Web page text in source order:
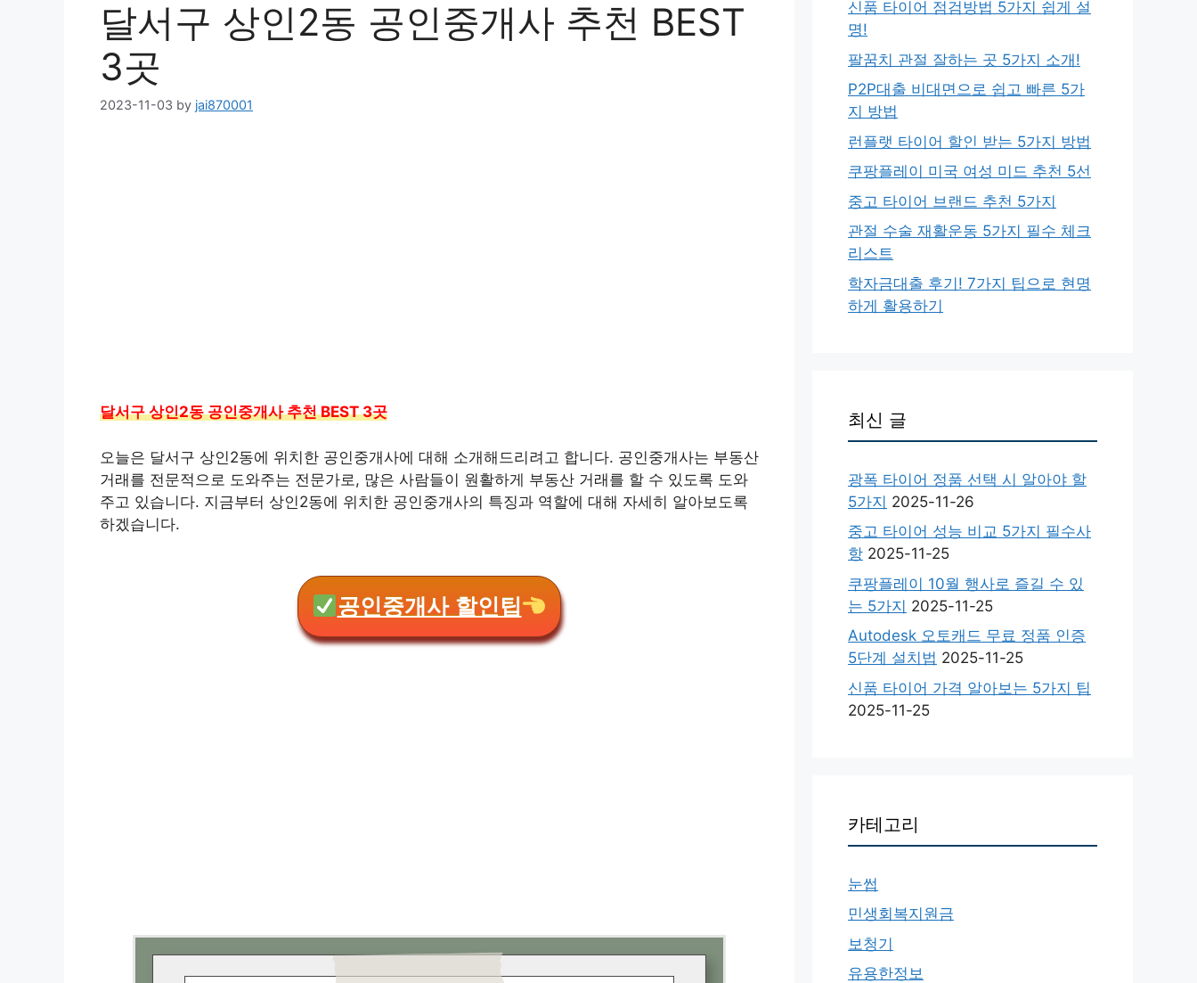
달서구 상인2동 공인중개사 추천 BEST
3곳
2023-11-03 by jai870001
달서구 상인2동 공인중개사 추천 BEST 3곳
오늘은 달서구 상인2동에 위치한 공인중개사에 대해 소개해드리려고 합니다. 공인중개사는 부동산
거래를 전문적으로 도와주는 전문가로, 많은 사람들이 원활하게 부동산 거래를 할 수 있도록 도와
주고 있습니다. 지금부터 상인2동에 위치한 공인중개사의 특징과 역할에 대해 자세히 알아보도록
하겠습니다.
공인중개사 할인팁
신품 타이어 점검방법 5가지 쉽게 설
명!
팔꿈치 관절 잘하는 곳 5가지 소개!
P2P대출 비대면으로 쉽고 빠른 5가
지 방법
런플랫 타이어 할인 받는 5가지 방법
쿠팡플레이 미국 여성 미드 추천 5선
중고 타이어 브랜드 추천 5가지
관절 수술 재활운동 5가지 필수 체크
리스트
학자금대출 후기! 7가지 팁으로 현명
하게 활용하기
최신 글
광폭 타이어 정품 선택 시 알아야 할
5가지 2025-11-26
중고 타이어 성능 비교 5가지 필수사
항 2025-11-25
쿠팡플레이 10월 행사로 즐길 수 있
는 5가지 2025-11-25
Autodesk 오토캐드 무료 정품 인증
5단계 설치법 2025-11-25
신품 타이어 가격 알아보는 5가지 팁
2025-11-25
카테고리
눈썹
민생회복지원금
보청기
유용한정보